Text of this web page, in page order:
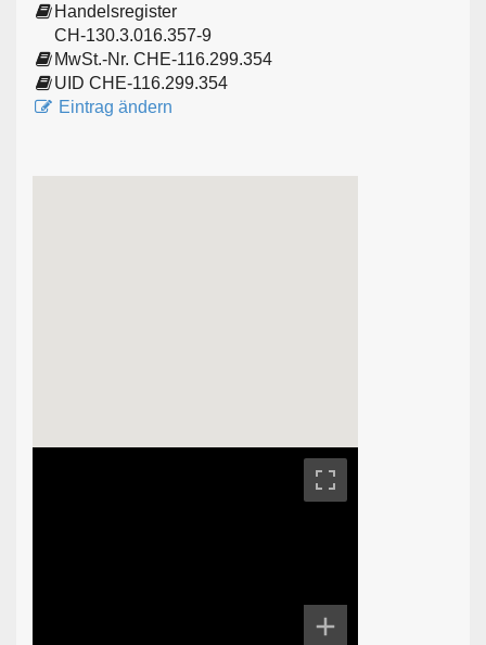
Handelsregister
CH-130.3.016.357-9
MwSt.-Nr. CHE-116.299.354
UID CHE-116.299.354
Eintrag ändern